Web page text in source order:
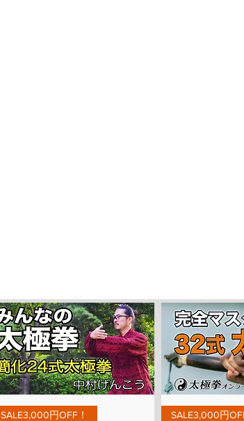
Aperçu rapide
SALE3,000円OFF！
Aperçu
SALE3,000円